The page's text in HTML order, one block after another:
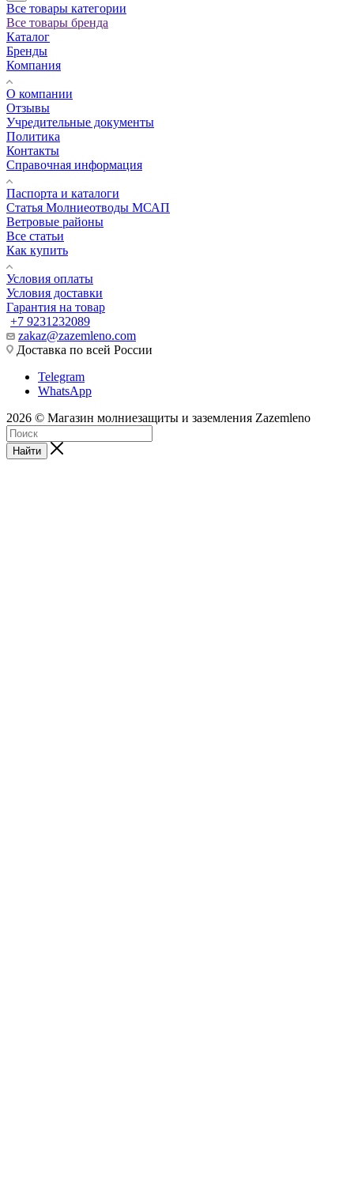
Все товары категории
Все товары бренда
Каталог
Бренды
Компания
О компании
Отзывы
Учредительные документы
Политика
Контакты
Справочная информация
Паспорта и каталоги
Статья Молниеотводы МСАП
Ветровые районы
Все статьи
Как купить
Условия оплаты
Условия доставки
Гарантия на товар
+7 9231232089
zakaz@zazemleno.com
Доставка по всей России
Telegram
WhatsApp
2026 © Магазин молниезащиты и заземления Zazemleno
Найти